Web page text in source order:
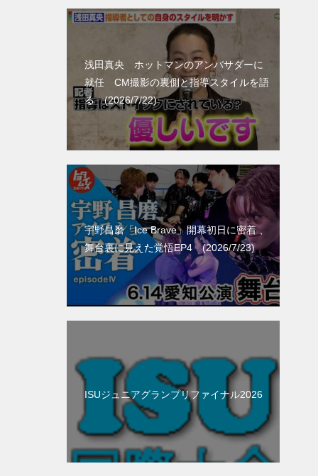
浅田真央 ホットマンのアンバサダーに
就任 CM撮影の裏側と指導スタイルを語
る (2026/7/22)
宇野昌磨「Ice Brave」開幕初日に密着 、
舞台裏に見えた覚悟EP4 (2026/7/23)
ISUジュニアグランプリファイナル2026